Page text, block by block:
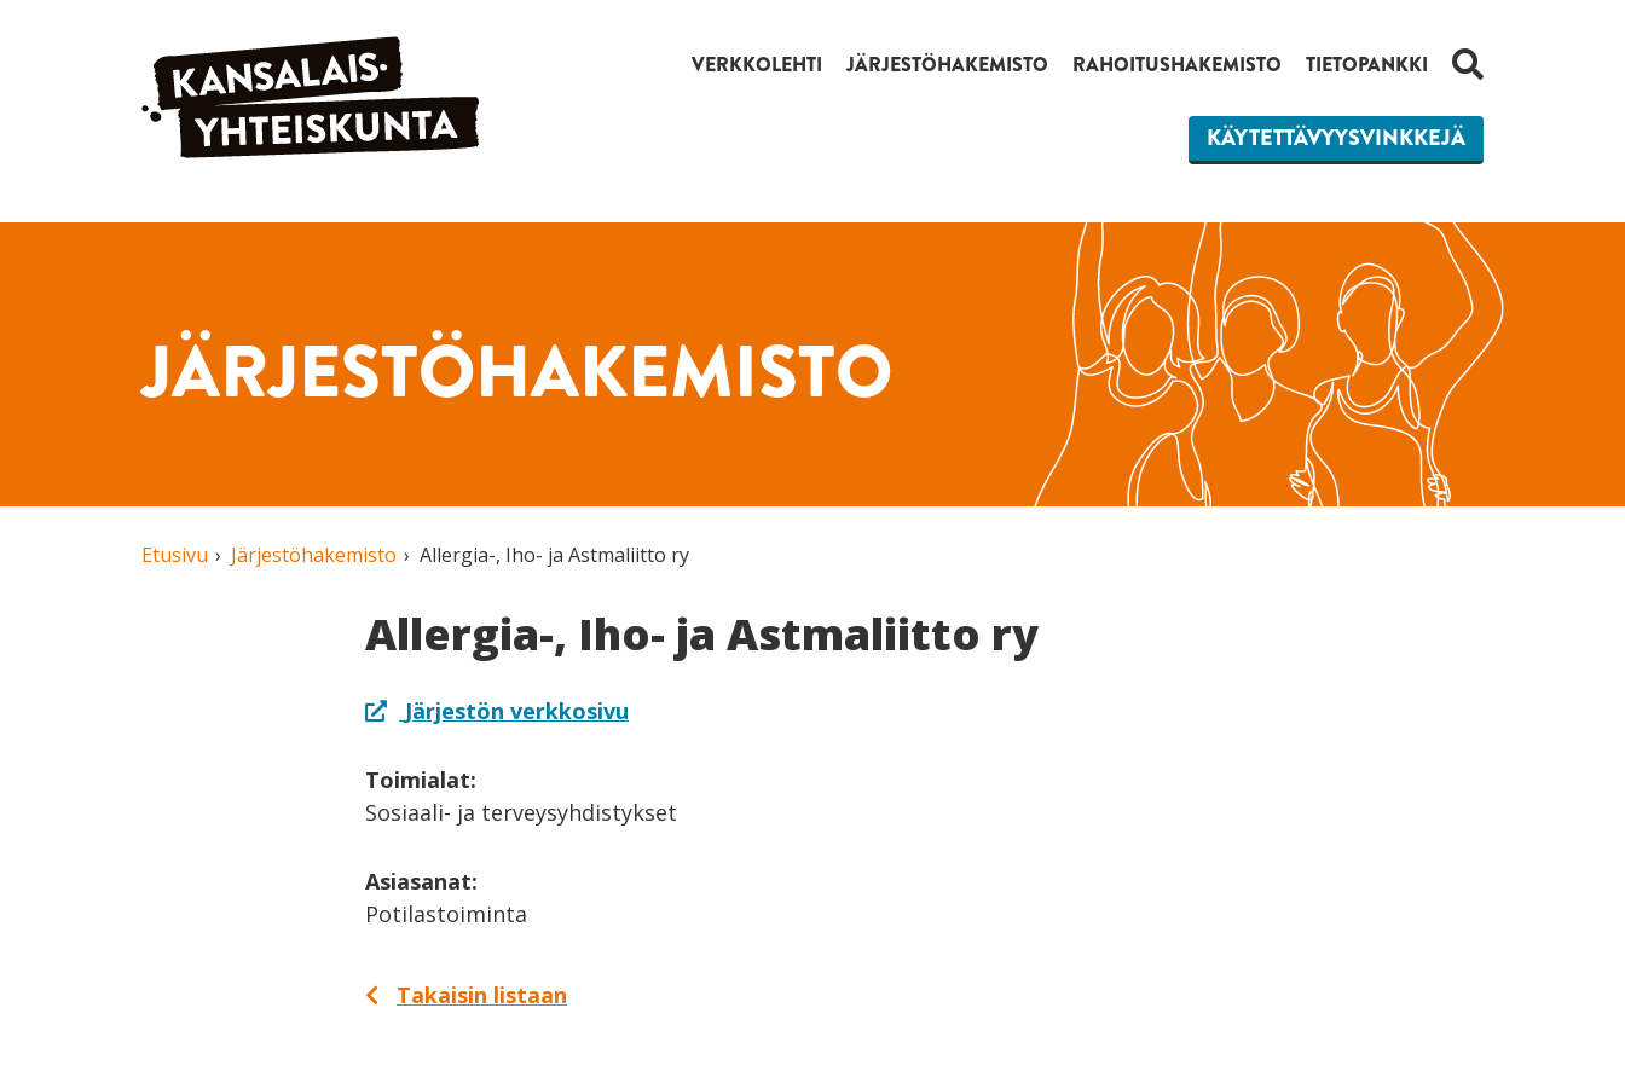
Siirry sisältöön VERKKOLEHTI JÄRJESTÖHAKEMISTO RAHOITUSHAKEMISTO TIETOPANKKI HAKU
KÄYTETTÄVYYSVINKKEJÄ
JÄRJESTÖHAKEMISTO
Etusivu Järjestöhakemisto Allergia-, Iho- ja Astmaliitto ry
Allergia-, Iho- ja Astmaliitto ry
Järjestön verkkosivu
Toimialat:
Sosiaali- ja terveysyhdistykset
Asiasanat:
Potilastoiminta
Takaisin listaan